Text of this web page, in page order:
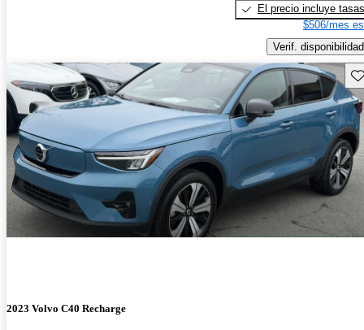
El precio incluye tasas
$506/mes
Verif. disponibilidad
2023 Volvo C40 Recharge